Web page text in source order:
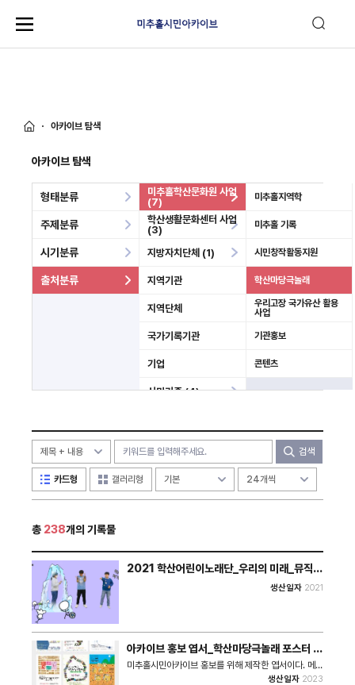
아카이브 탐색
아카이브 탐색
형태분류
주제분류
시기분류
출처분류
미추홀학산문화원 사업
(7)
미추홀지역학
미추홀 기록
시민창작활동지원
학산마당극놀래
우리고장 국가유산 활용
사업
기관홍보
콘텐츠
학산생활문화센터 사업
(3)
지방자치단체 (1)
지역기관
지역단체
국가기록기관
기업
시민기증 (4)
기타 검색
카드형 갤러리형
총 238개의 기록물
2021 학산어린이노래단_우리의 미래_뮤직비
생산일자 2021
아카이브 홍보 엽서_학산마당극놀래 포스터 모
음
미추홀시민아카이브 홍보를 위해 제작한 엽서이다. 메인
이미지는 2014년부터 2022년까지의 학산마당극놀래
생산일자 2023